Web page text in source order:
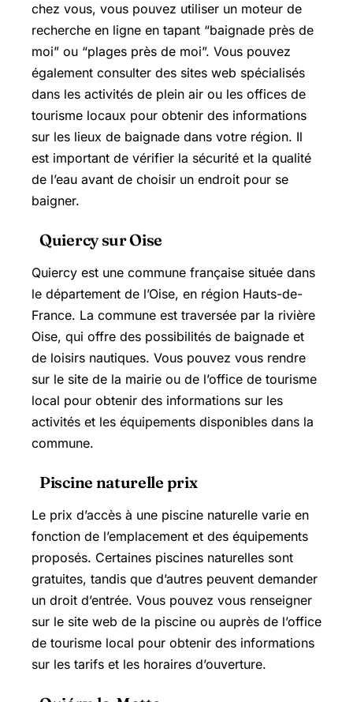
chez vous, vous pouvez utiliser un moteur de
recherche en ligne en tapant “baignade près de
moi” ou “plages près de moi”. Vous pouvez
également consulter des sites web spécialisés
dans les activités de plein air ou les offices de
tourisme locaux pour obtenir des informations
sur les lieux de baignade dans votre région. Il
est important de vérifier la sécurité et la qualité
de l’eau avant de choisir un endroit pour se
baigner.
Quiercy sur Oise
Quiercy est une commune française située dans
le département de l’Oise, en région Hauts-de-
France. La commune est traversée par la rivière
Oise, qui offre des possibilités de baignade et
de loisirs nautiques. Vous pouvez vous rendre
sur le site de la mairie ou de l’office de tourisme
local pour obtenir des informations sur les
activités et les équipements disponibles dans la
commune.
Piscine naturelle prix
Le prix d’accès à une piscine naturelle varie en
fonction de l’emplacement et des équipements
proposés. Certaines piscines naturelles sont
gratuites, tandis que d’autres peuvent demander
un droit d’entrée. Vous pouvez vous renseigner
sur le site web de la piscine ou auprès de l’office
de tourisme local pour obtenir des informations
sur les tarifs et les horaires d’ouverture.